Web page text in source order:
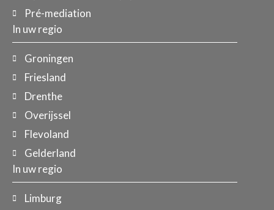
Pré-mediation
In uw regio
Groningen
Friesland
Drenthe
Overijssel
Flevoland
Gelderland
In uw regio
Limburg